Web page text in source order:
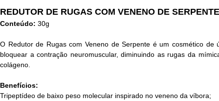
REDUTOR DE RUGAS COM VENENO DE SERPENTE
Conteúdo: 30g
O Redutor de Rugas com Veneno de Serpente é um cosmético
bloquear a contração neuromuscular, diminuindo as rugas da
colágeno.
Benefícios:
Tripeptídeo de baixo peso molecular inspirado no veneno da víbora;